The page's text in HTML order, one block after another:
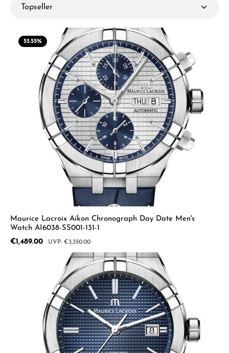
55.55%
Maurice Lacroix Aikon Chronograph Day Date Men's
Watch AI6038-SS001-131-1
Sale price:
€1,489.00 Regular price:
€3,350.00